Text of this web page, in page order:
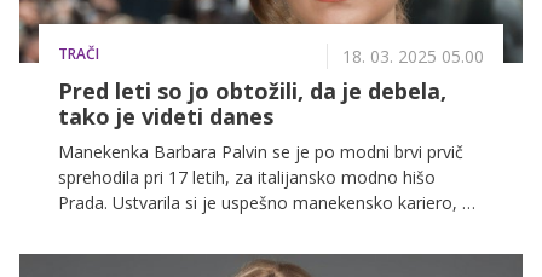
TRAČI 18. 03. 2025 05.00
Pred leti so jo obtožili, da je debela,
tako je videti danes
Manekenka Barbara Palvin se je po modni brvi prvič
sprehodila pri 17 letih, za italijansko modno hišo
Prada. Ustvarila si je uspešno manekensko kariero, a
'debela'.